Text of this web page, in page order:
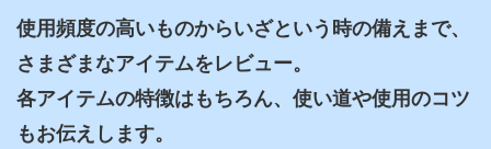
使用頻度の高いものからいざという時の備えまで、
さまざまなアイテムをレビュー。
各アイテムの特徴はもちろん、使い道や使用のコツ
もお伝えします。